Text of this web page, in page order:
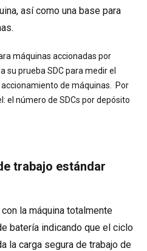
así como una base para
máquinas accionadas por
prueba SDC para medir el
de máquinas. Por
el número de SDCs por depósito
trabajo estándar
la máquina totalmente
batería indicando que el ciclo
la carga segura de trabajo de